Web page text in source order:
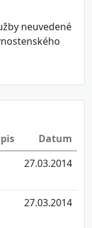
neuvedené
Datum
27.03.2014
27.03.2014